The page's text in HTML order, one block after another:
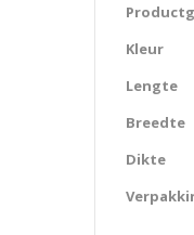
Kleur
Lengte
Breedte
Dikte